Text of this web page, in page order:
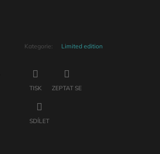
Kategorie: Limited edition
TISK ZEPTAT SE
SDÍLET